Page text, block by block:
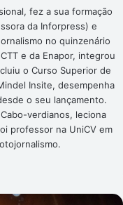
fez a sua formação
da Inforpress) e
no quinzenário
e da Enapor, integrou
o Curso Superior de
Insite, desempenha
o seu lançamento.
verdianos, leciona
professor na UniCV em